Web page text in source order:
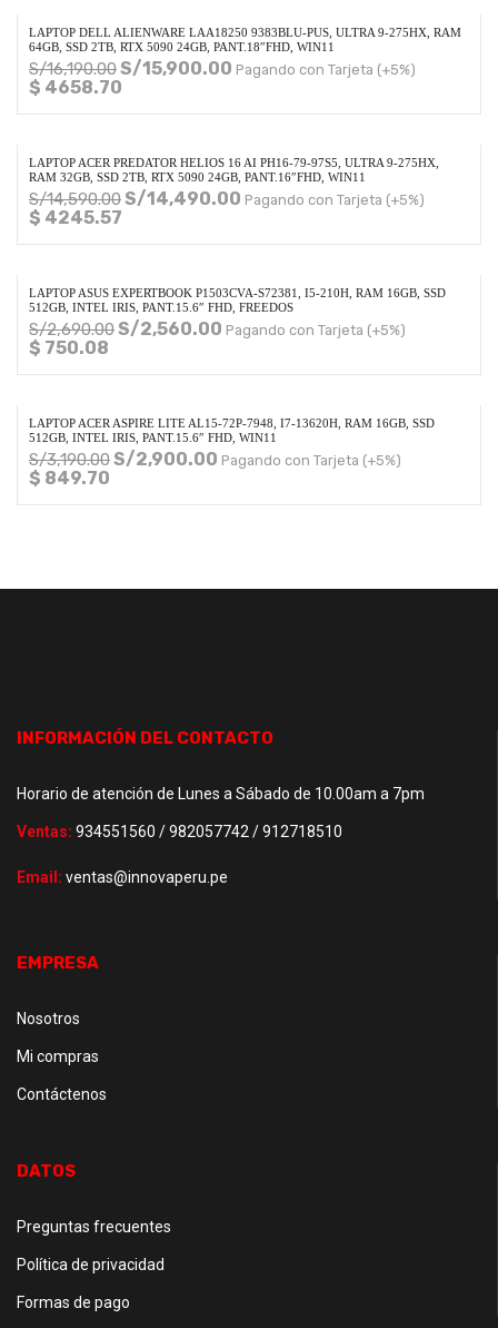
LAPTOP DELL ALIENWARE LAA18250 9383BLU-PUS, ULTRA 9-275HX, RAM
64GB, SSD 2TB, RTX 5090 24GB, PANT.18″FHD, WIN11
S/16,190.00S/15,900.00 Pagando con Tarjeta (+5%)
$ 4658.70
LAPTOP ACER PREDATOR HELIOS 16 AI PH16-79-97S5, ULTRA 9-275HX,
RAM 32GB, SSD 2TB, RTX 5090 24GB, PANT.16″FHD, WIN11
S/14,590.00S/14,490.00 Pagando con Tarjeta (+5%)
$ 4245.57
LAPTOP ASUS EXPERTBOOK P1503CVA-S72381, I5-210H, RAM 16GB, SSD
512GB, INTEL IRIS, PANT.15.6″ FHD, FREEDOS
S/2,690.00S/2,560.00 Pagando con Tarjeta (+5%)
$ 750.08
LAPTOP ACER ASPIRE LITE AL15-72P-7948, I7-13620H, RAM 16GB, SSD
512GB, INTEL IRIS, PANT.15.6″ FHD, WIN11
S/3,190.00S/2,900.00 Pagando con Tarjeta (+5%)
$ 849.70
INFORMACIÓN DEL CONTACTO
Horario de atención de Lunes a Sábado de 10.00am a 7pm
Ventas: 934551560 / 982057742 / 912718510
Email: ventas@innovaperu.pe
EMPRESA
Nosotros
Mi compras
Contáctenos
DATOS
Preguntas frecuentes
Política de privacidad
Formas de pago